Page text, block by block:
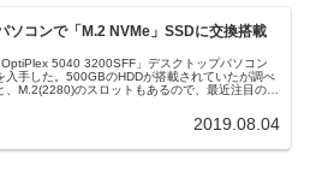
ソコンで「M.2 NVMe」SSDに交換搭載
5040 3200SFF」デスクトップパソコン
入手した。500GBのHDDが搭載されていたが調べ
、M.2(2280)のスロットもあるので、最近注目の
2019.08.04